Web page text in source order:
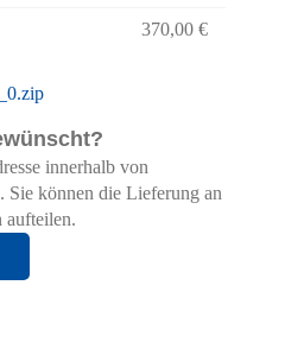
370,00 €
innerhalb von
Sie können die Lieferung an
aufteilen.
über alle